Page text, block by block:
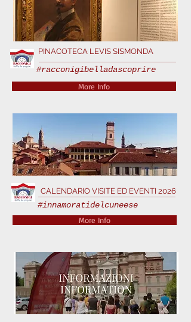
PINACOTECA LEVIS SISMONDA
#racconigibelladascoprire
More Info
CALENDARIO VISITE ED EVENTI 2026
#innamoratidelcuneese
More Info